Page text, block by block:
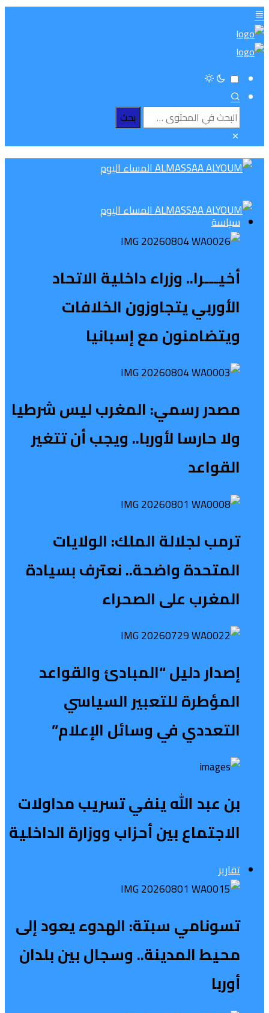
سياسة
أخيـــرا.. وزراء داخلية الاتحاد
الأوربي يتجاوزون الخلافات
ويتضامنون مع إسبانيا
مصدر رسمي: المغرب ليس شرطيا
ولا حارسا لأوربا.. ويجب أن تتغير
القواعد
ترمب لجلالة الملك: الولايات
المتحدة واضحة.. نعترف بسيادة
المغرب على الصحراء
إصدار دليل “المبادئ والقواعد
المؤطرة للتعبير السياسي
التعددي في وسائل الإعلام”
بن عبد الله ينفي تسريب مداولات
الاجتماع بين أحزاب ووزارة الداخلية
تقارير
تسونامي سبتة: الهدوء يعود إلى
محيط المدينة.. وسجال بين بلدان
أوربا